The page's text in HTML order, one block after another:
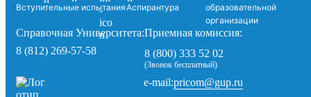
Вступительные испытанияАспирантура
образовательной
организации
Справочная Университета:
8 (812) 269-57-58
Приемная комиссия:
8 (800) 333 52 02
(Звонок бесплатный)
e-mail:pricom@gup.ru